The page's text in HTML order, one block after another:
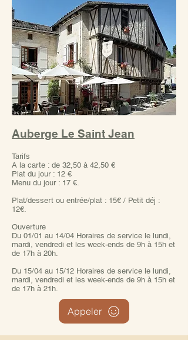
Auberge Le Saint Jean
Tarifs
A la carte : de 32,50 à 42,50 €
Plat du jour : 12 €
Menu du jour : 17 €.
Plat/dessert ou entrée/plat : 15€ / Petit déj :
12€.
Ouverture
Du 01/01 au 14/04 Horaires de service le lundi,
mardi, vendredi et les week-ends de 9h à 15h et
de 17h à 20h.
Du 15/04 au 15/12 Horaires de service le lundi,
mardi, vendredi et les week-ends de 9h à 15h et
de 17h à 21h.
Appeler